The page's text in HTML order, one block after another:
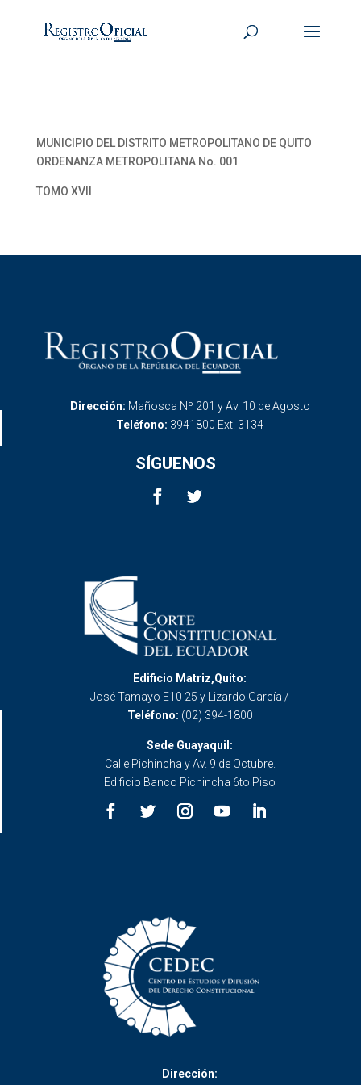
MUNICIPIO DEL DISTRITO METROPOLITANO DE QUITO
ORDENANZA METROPOLITANA No. 001
TOMO XVII
Dirección: Mañosca Nº 201 y Av. 10 de Agosto
Teléfono: 3941800 Ext. 3134
SÍGUENOS
Edificio Matriz,Quito:
José Tamayo E10 25 y Lizardo García /
Teléfono: (02) 394-1800
Sede Guayaquil:
Calle Pichincha y Av. 9 de Octubre.
Edificio Banco Pichincha 6to Piso
Dirección: